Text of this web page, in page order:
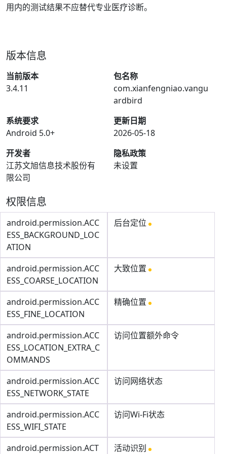
用内的测试结果不应替代专业医疗诊断。
版本信息
当前版本
3.4.11
包名称
com.xianfengniao.vangu
ardbird
系统要求
Android 5.0+
更新日期
2026-05-18
开发者
江苏文旭信息技术股份有
限公司
隐私政策
未设置
权限信息
android.permission.ACC
ESS_BACKGROUND_LOC
ATION
后台定位
android.permission.ACC
ESS_COARSE_LOCATION
大致位置
android.permission.ACC
ESS_FINE_LOCATION
精确位置
android.permission.ACC
ESS_LOCATION_EXTRA_C
OMMANDS
访问位置额外命令
android.permission.ACC
ESS_NETWORK_STATE
访问网络状态
android.permission.ACC
ESS_WIFI_STATE
访问Wi-Fi状态
android.permission.ACT
活动识别